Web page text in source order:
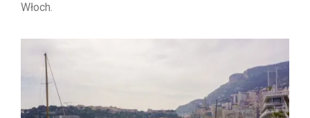
Włoch.